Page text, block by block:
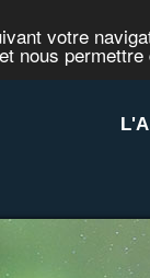
votre
nous